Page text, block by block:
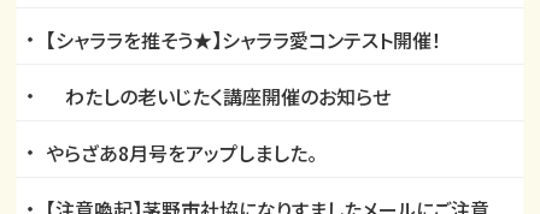
【シャララを推そう★】シャララ愛コンテスト開催！
わたしの老いじたく講座開催のお知らせ
やらざあ8月号をアップしました。